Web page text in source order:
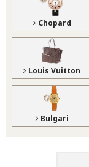
Chopard
Louis Vuitton
Bulgari